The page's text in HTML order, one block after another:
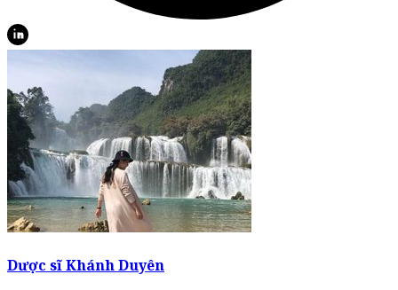
Dược sĩ Khánh Duyên